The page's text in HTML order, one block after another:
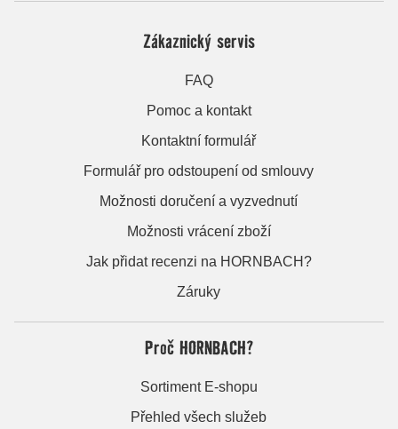
Zákaznický servis
FAQ
Pomoc a kontakt
Kontaktní formulář
Formulář pro odstoupení od smlouvy
Možnosti doručení a vyzvednutí
Možnosti vrácení zboží
Jak přidat recenzi na HORNBACH?
Záruky
Proč HORNBACH?
Sortiment E-shopu
Přehled všech služeb